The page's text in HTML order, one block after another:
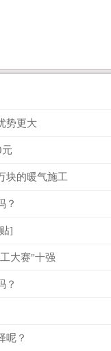
势更大
块的暖气施工
？
]
大赛"十强
？
呢？